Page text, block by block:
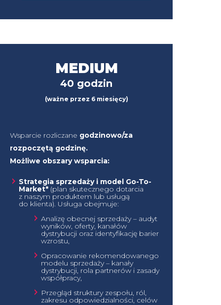
MEDIUM
40 godzin
(ważne przez 6 miesięcy)
Wsparcie rozliczane godzinowo/za
rozpoczętą godzinę.
Możliwe obszary wsparcia:
Strategia sprzedaży i model Go-To-
Market* (plan skutecznego dotarcia
z naszym produktem lub usługą
do klienta). Usługa obejmuje:
Analizę obecnej sprzedaży – audyt
wyników, oferty, kanałów
dystrybucji oraz identyfikację barier
wzrostu,
Opracowanie rekomendowanego
modelu sprzedaży – kanały
dystrybucji, rola partnerów i zasady
współpracy,
Przegląd struktury zespołu, ról,
zakresu odpowiedzialności, celów